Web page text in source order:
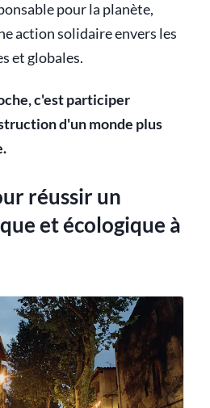
pour la planète,
action solidaire envers les
et globales.
c'est participer
d'un monde plus
réussir un
et écologique à